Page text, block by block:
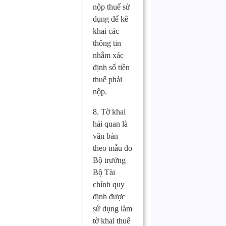
nộp thuế sử
dụng để kê
khai các
thông tin
nhằm xác
định số tiền
thuế phải
nộp.
8. Tờ khai
hải quan là
văn bản
theo mẫu do
Bộ trưởng
Bộ Tài
chính quy
định được
sử dụng làm
tờ khai thuế